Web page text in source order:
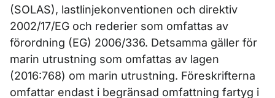
(SOLAS), lastlinjekonventionen och direktiv
2002/17/EG och rederier som omfattas av
förordning (EG) 2006/336. Detsamma gäller för
marin utrustning som omfattas av lagen
(2016:768) om marin utrustning. Föreskrifterna
omfattar endast i begränsad omfattning fartyg i